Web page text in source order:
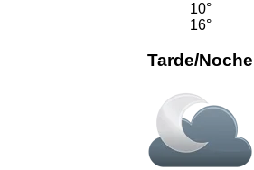
10°
16°
Tarde/Noche